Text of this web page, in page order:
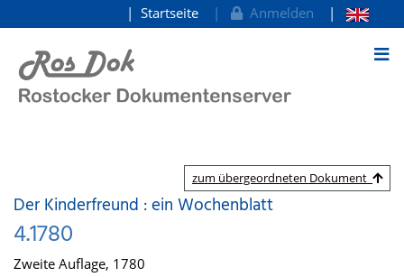
zum Inhalt
Startseite Anmelden
zum übergeordneten Dokument
Der Kinderfreund : ein Wochenblatt
4.1780
Zweite Auflage, 1780